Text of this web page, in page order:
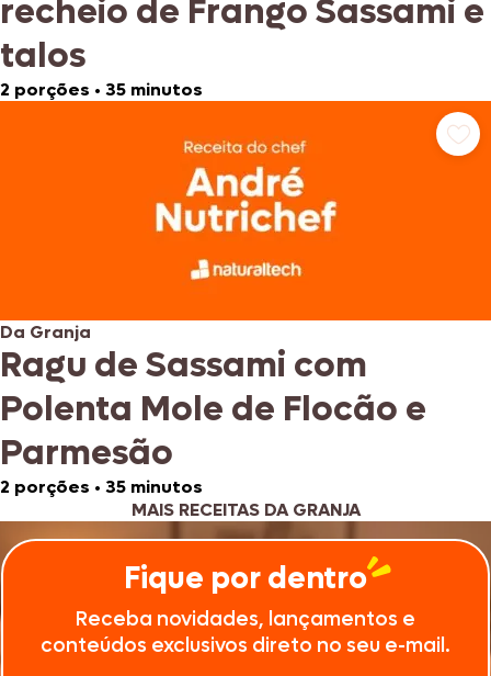
recheio de Frango Sassami e
talos
2 porções • 35 minutos
Da Granja
Ragu de Sassami com
Polenta Mole de Flocão e
Parmesão
2 porções • 35 minutos
MAIS RECEITAS DA GRANJA
Fique por dentro
Receba novidades, lançamentos e
conteúdos exclusivos direto no seu e-mail.